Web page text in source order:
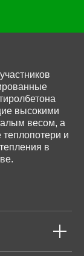
высокими
весом, а
и
в